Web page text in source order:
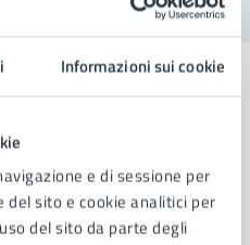
Informazioni sui cookie
e di sessione per
sito e cookie analitici per
del sito da parte degli